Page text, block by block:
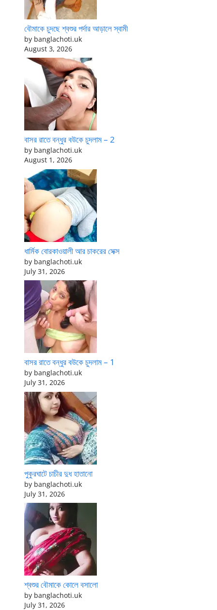
বৌমাকে চুদছে শ্বশুর পর্দার আড়ালে স্বামী
by banglachoti.uk
August 3, 2026
বাসর রাতে বন্ধুর বউকে চুদলাম – 2
by banglachoti.uk
August 1, 2026
ধার্মিক বোরকাওয়ালী আর চাকরের সেক্স
by banglachoti.uk
July 31, 2026
বাসর রাতে বন্ধুর বউকে চুদলাম – 1
by banglachoti.uk
July 31, 2026
পুকুরঘাটে চাচীর দুধ হাতানো
by banglachoti.uk
July 31, 2026
শ্বশুর বৌমাকে কোলে বসালো
by banglachoti.uk
July 31, 2026